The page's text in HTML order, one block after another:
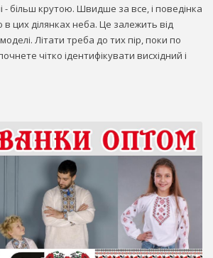
- більш крутою. Швидше за все, і поведінка
цих ділянках неба. Це залежить від
Літати треба до тих пір, поки по
чітко ідентифікувати висхідний і